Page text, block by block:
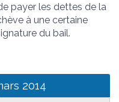
payer les dettes de la
à une certaine
du bail.
2014